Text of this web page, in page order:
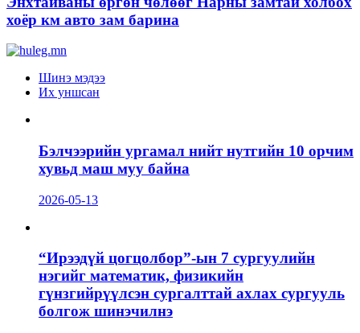
хоёр км авто зам барина
Шинэ мэдээ
Их уншсан
Бэлчээрийн ургамал нийт нутгийн 10 орчим
хувьд маш муу байна
2026-05-13
“Ирээдүй цогцолбор”-ын 7 сургуулийн
нэгийг математик, физикийн
гүнзгийрүүлсэн сургалттай ахлах сургууль
болгож шинэчилнэ